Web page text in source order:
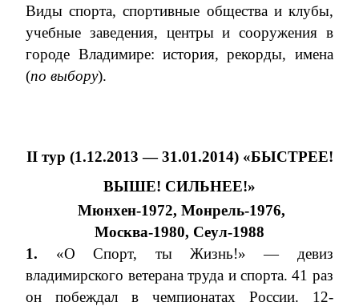
Виды спорта, спортивные общества и клубы,
учебные заведения, центры и сооружения в
городе Владимире: история, рекорды, имена
(по выбору).
IIтур (1.12.2013 — 31.01.2014) «БЫСТРЕЕ!
ВЫШЕ! СИЛЬНЕЕ!»
Мюнхен-1972, Монрель-1976,
Москва-1980, Сеул-1988
1. «О Спорт, ты Жизнь!» — девиз
владимирского ветерана труда и спорта. 41 раз
он побеждал в чемпионатах России. 12-